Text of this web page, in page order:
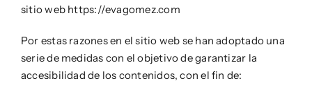
Projectes
Contacte
sitio web https://evagomez.com
Por estas razones en el sitio web se han adoptado una
serie de medidas con el objetivo de garantizar la
accesibilidad de los contenidos, con el fin de: